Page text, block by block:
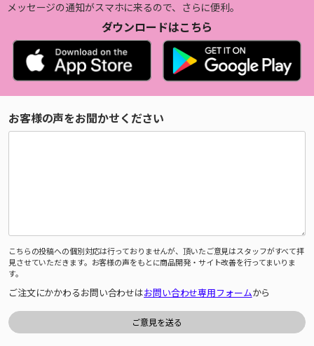
メッセージの通知がスマホに来るので、さらに便利。
ダウンロードはこちら
お客様の声をお聞かせください
こちらの投稿への個別対応は行っておりませんが、頂いたご意見はスタッフがすべて拝
見させていただきます。お客様の声をもとに商品開発・サイト改善を行ってまいりま
す。
ご注文にかかわるお問い合わせはお問い合わせ専用フォームから